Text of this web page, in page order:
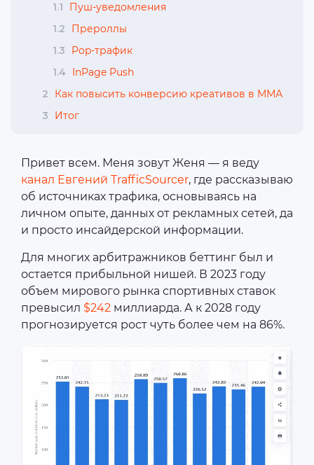
1.1
Пуш-уведомления
1.2
Прероллы
1.3
Pop-трафик
1.4 InPage Push
2
Как повысить конверсию креативов в ММА
3
Итог
Привет всем. Меня зовут Женя — я веду
канал Евгений TrafficSourcer, где рассказываю
об источниках трафика, основываясь на
личном опыте, данных от рекламных сетей, да
и просто инсайдерской информации.
Для многих арбитражников беттинг был и
остается прибыльной нишей. В 2023 году
объем мирового рынка спортивных ставок
превысил $242 миллиарда. А к 2028 году
прогнозируется рост чуть более чем на 86%.